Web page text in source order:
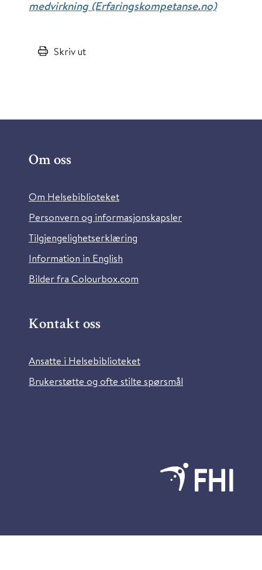
medvirkning (Erfaringskompetanse.no)
Skriv ut
Om oss
Om Helsebiblioteket
Personvern og informasjonskapsler
Tilgjengelighetserklæring
Information in English
Bilder fra Colourbox.com
Kontakt oss
Ansatte i Helsebiblioteket
Brukerstøtte og ofte stilte spørsmål